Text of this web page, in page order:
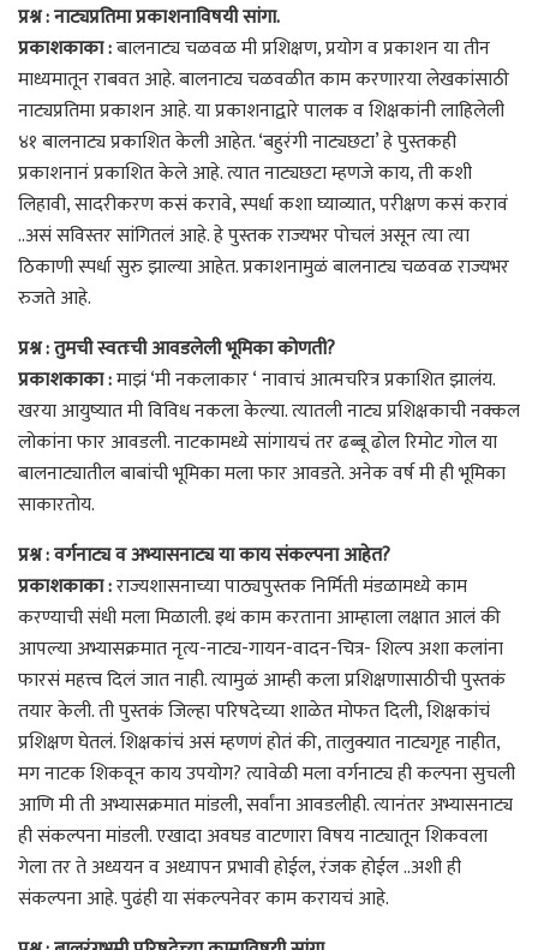
प्रश्न : नाट्यप्रतिमा प्रकाशनाविषयी सांगा.
प्रकाशकाका :बालनाट्य चळवळ मी प्रशिक्षण, प्रयोग व प्रकाशन या तीन
माध्यमातून राबवत आहे. बालनाट्य चळवळीत काम करणारया लेखकांसाठी
नाट्यप्रतिमा प्रकाशन आहे. या प्रकाशनाद्वारे पालक व शिक्षकांनी लाहिलेली
४१ बालनाट्य प्रकाशित केली आहेत. ‘बहुरंगी नाट्यछटा’ हे पुस्तकही
प्रकाशनानं प्रकाशित केले आहे. त्यात नाट्यछटा म्हणजे काय, ती कशी
लिहावी, सादरीकरण कसं करावे, स्पर्धा कशा घ्याव्यात, परीक्षण कसं करावं
..असं सविस्तर सांगितलं आहे. हे पुस्तक राज्यभर पोचलं असून त्या त्या
ठिकाणी स्पर्धा सुरु झाल्या आहेत. प्रकाशनामुळं बालनाट्य चळवळ राज्यभर
रुजते आहे.
प्रश्न : तुमची स्वतःची आवडलेली भूमिका कोणती?
प्रकाशकाका :माझं ‘मी नकलाकार ‘ नावाचं आत्मचरित्र प्रकाशित झालंय.
खरया आयुष्यात मी विविध नकला केल्या. त्यातली नाट्य प्रशिक्षकाची नक्कल
लोकांना फार आवडली. नाटकामध्ये सांगायचं तर ढब्बू ढोल रिमोट गोल या
बालनाट्यातील बाबांची भूमिका मला फार आवडते. अनेक वर्ष मी ही भूमिका
साकारतोय.
प्रश्न : वर्गनाट्य व अभ्यासनाट्य या काय संकल्पना आहेत?
प्रकाशकाका :राज्यशासनाच्या पाठ्यपुस्तक निर्मिती मंडळामध्ये काम
करण्याची संधी मला मिळाली. इथं काम करताना आम्हाला लक्षात आलं की
आपल्या अभ्यासक्रमात नृत्य-नाट्य-गायन-वादन-चित्र- शिल्प अशा कलांना
फारसं महत्त्व दिलं जात नाही. त्यामुळं आम्ही कला प्रशिक्षणासाठीची पुस्तकं
तयार केली. ती पुस्तकं जिल्हा परिषदेच्या शाळेत मोफत दिली, शिक्षकांचं
प्रशिक्षण घेतलं. शिक्षकांचं असं म्हणणं होतं की, तालुक्यात नाट्यगृह नाहीत,
मग नाटक शिकवून काय उपयोग? त्यावेळी मला वर्गनाट्य ही कल्पना सुचली
आणि मी ती अभ्यासक्रमात मांडली, सर्वांना आवडलीही. त्यानंतर अभ्यासनाट्य
ही संकल्पना मांडली. एखादा अवघड वाटणारा विषय नाट्यातून शिकवला
गेला तर ते अध्ययन व अध्यापन प्रभावी होईल, रंजक होईल ..अशी ही
संकल्पना आहे. पुढंही या संकल्पनेवर काम करायचं आहे.